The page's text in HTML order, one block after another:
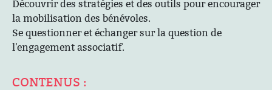
Découvrir des stratégies et des outils pour encourager
la mobilisation des bénévoles.
Se questionner et échanger sur la question de
l'engagement associatif.
CONTENUS :